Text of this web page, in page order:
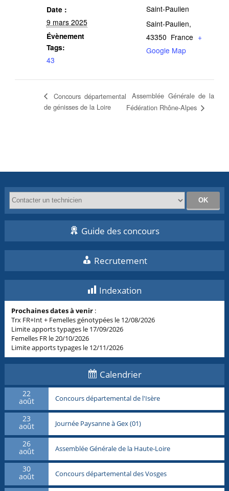
Date :
9 mars 2025
Évènement
Tags:
43
Saint-Paulien
Saint-Paulien,
43350 France +
Google Map
Concours départemental
de génisses de la Loire
Assemblée Générale de la
Fédération Rhône-Alpes
Guide des concours
Recrutement
Indexation
Prochaines dates à venir :
Trx FR+Int + Femelles génotypées le 12/08/2026
Limite apports typages le 17/09/2026
Femelles FR le 20/10/2026
Limite apports typages le 12/11/2026
Calendrier
22
août Concours départemental de l'Isère
23
août Journée Paysanne à Gex (01)
26
août Assemblée Générale de la Haute-Loire
30
août Concours départemental des Vosges